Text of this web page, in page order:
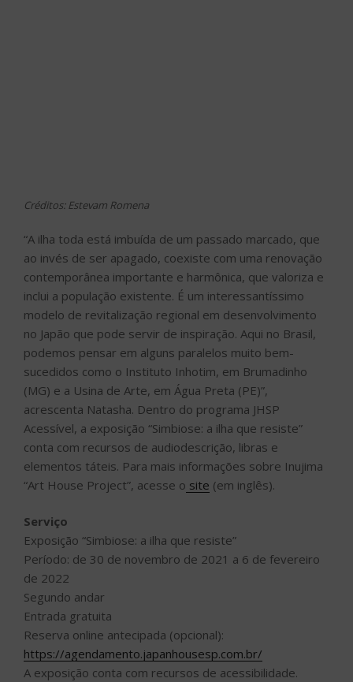
Créditos: Estevam Romena
“A ilha toda está imbuída de um passado marcado, que
ao invés de ser apagado, coexiste com uma renovação
contemporânea importante e harmônica, que valoriza e
inclui a população existente. É um interessantíssimo
modelo de revitalização regional em desenvolvimento
no Japão que pode servir de inspiração. Aqui no Brasil,
podemos pensar em alguns paralelos muito bem-
sucedidos como o Instituto Inhotim, em Brumadinho
(MG) e a Usina de Arte, em Água Preta (PE)”,
acrescenta Natasha. Dentro do programa JHSP
Acessível, a exposição “Simbiose: a ilha que resiste”
conta com recursos de audiodescrição, libras e
elementos táteis. Para mais informações sobre Inujima
“Art House Project”, acesse o site (em inglês).
Serviço
Exposição “Simbiose: a ilha que resiste”
Período: de 30 de novembro de 2021 a 6 de fevereiro
de 2022
Segundo andar
Entrada gratuita
Reserva online antecipada (opcional):
https://agendamento.japanhousesp.com.br/
A exposição conta com recursos de acessibilidade.